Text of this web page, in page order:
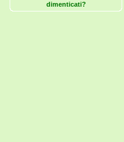
dimenticati?